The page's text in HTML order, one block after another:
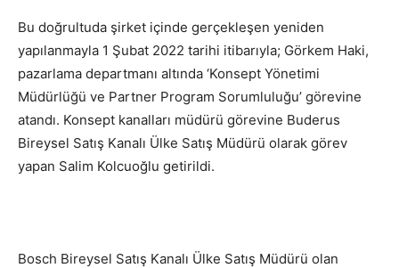
Bu doğrultuda şirket içinde gerçekleşen yeniden
yapılanmayla 1 Şubat 2022 tarihi itibarıyla; Görkem Haki,
pazarlama departmanı altında ‘Konsept Yönetimi
Müdürlüğü ve Partner Program Sorumluluğu’ görevine
atandı. Konsept kanalları müdürü görevine Buderus
Bireysel Satış Kanalı Ülke Satış Müdürü olarak görev
yapan Salim Kolcuoğlu getirildi.
Bosch Bireysel Satış Kanalı Ülke Satış Müdürü olan